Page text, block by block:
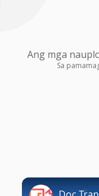
Ang mga
Sa